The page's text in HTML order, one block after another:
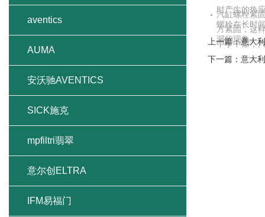
时产生的热
螺栓在长时
漏的现象。
汽缸螺栓紧
方紧固，这
中于中部，
上一篇：意大
下一篇： 意大
aventics
AUMA
安沃驰AVENTICS
SICK施克
mpfiltri翡翠
意尔创ELTRA
IFM易福门